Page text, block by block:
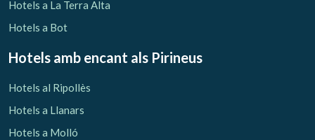
Hotels a La Terra Alta
Hotels a Bot
Hotels amb encant als Pirineus
Hotels al Ripollès
Hotels a Llanars
Hotels a Molló